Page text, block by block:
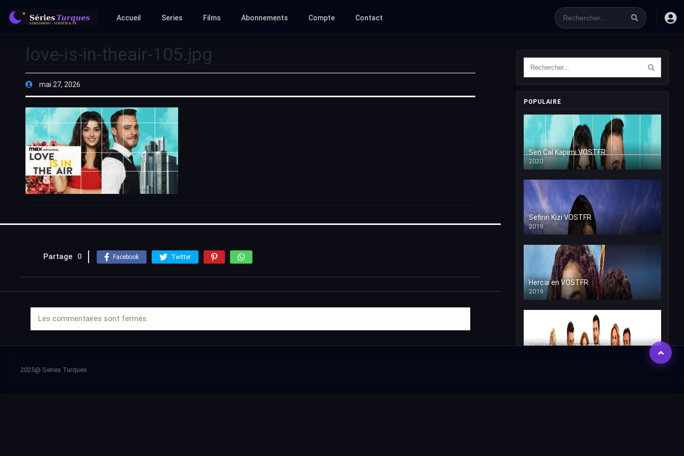
Accueil Series Films Abonnements Compte Contact
love-is-in-theair-105.jpg
mai 27, 2026
Partage 0 Facebook Twitter
Les commentaires sont fermés.
POPULAIRE
Sen Cal Kapimi VOSTFR
2020
Sefirin Kizi VOSTFR
2019
Hercai en VOSTFR
2019
Kiralik Ask en VOSTFR
2025@ Series Turques